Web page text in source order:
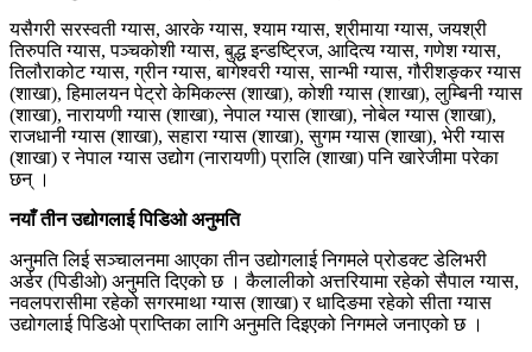
यसैगरी सरस्वती ग्यास, आरके ग्यास, श्याम ग्यास, श्रीमाया ग्यास, जयश्री
तिरुपति ग्यास, पञ्चकोशी ग्यास, बुद्ध इन्डष्ट्रिज, आदित्य ग्यास, गणेश ग्यास,
तिलौराकोट ग्यास, ग्रीन ग्यास, बागेश्वरी ग्यास, सान्भी ग्यास, गौरीशङ्कर ग्यास
(शाखा), हिमालयन पेट्रो केमिकल्स (शाखा), कोशी ग्यास (शाखा), लुम्बिनी ग्यास
(शाखा), नारायणी ग्यास (शाखा), नेपाल ग्यास (शाखा), नोबेल ग्यास (शाखा),
राजधानी ग्यास (शाखा), सहारा ग्यास (शाखा), सुगम ग्यास (शाखा), भेरी ग्यास
(शाखा) र नेपाल ग्यास उद्योग (नारायणी) प्रालि (शाखा) पनि खारेजीमा परेका
छन् ।
नयाँ तीन उद्योगलाई पिडिओ अनुमति
अनुमति लिई सञ्चालनमा आएका तीन उद्योगलाई निगमले प्रोडक्ट डेलिभरी
अर्डर (पिडीओ) अनुमति दिएको छ । कैलालीको अत्तरियामा रहेको सैपाल ग्यास,
नवलपरासीमा रहेको सगरमाथा ग्यास (शाखा) र धादिङमा रहेको सीता ग्यास
उद्योगलाई पिडिओ प्राप्तिका लागि अनुमति दिइएको निगमले जनाएको छ ।